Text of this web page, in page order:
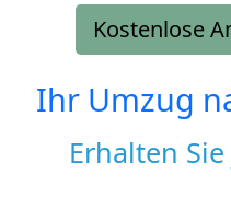
Kostenlose
Ihr Umzug
Erhalten